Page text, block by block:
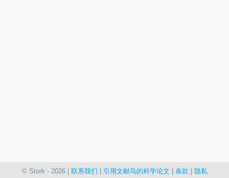
© Stork - 2026 | 联系我们 引用文献鸟的科学论文 条款 隐私